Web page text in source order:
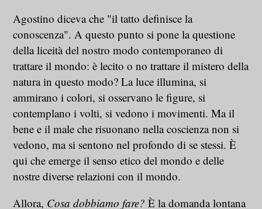
Agostino diceva che "il tatto definisce la
conoscenza". A questo punto si pone la questione
della liceità del nostro modo contemporaneo di
trattare il mondo: è lecito o no trattare il mistero della
natura in questo modo? La luce illumina, si
ammirano i colori, si osservano le figure, si
contemplano i volti, si vedono i movimenti. Ma il
bene e il male che risuonano nella coscienza non si
vedono, ma si sentono nel profondo di se stessi. È
qui che emerge il senso etico del mondo e delle
nostre diverse relazioni con il mondo.
Allora, Cosa dobbiamo fare? È la domanda lontana